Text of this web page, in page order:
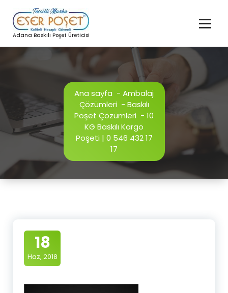
geç
Adana Baskılı Poşet Üreticisi
Ana sayfa - Ambalaj
Çözümleri- Baskılı
Poşet Çözümleri - 10
KG Baskılı Kargo
Poşeti | 0 546 432 17
17
18
Haz, 2018